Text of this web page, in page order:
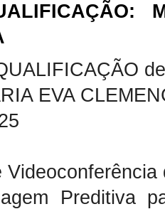
EVA
Videoconferência
Preditiva